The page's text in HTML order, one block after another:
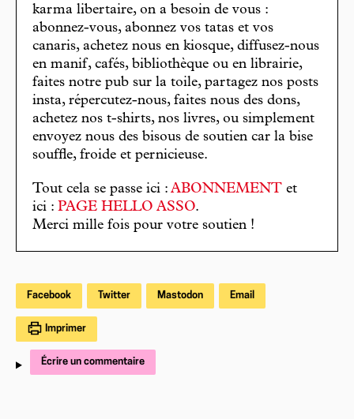
karma libertaire, on a besoin de vous :
abonnez-vous, abonnez vos tatas et vos
canaris, achetez nous en kiosque, diffusez-nous
en manif, cafés, bibliothèque ou en librairie,
faites notre pub sur la toile, partagez nos posts
insta, répercutez-nous, faites nous des dons,
achetez nos t-shirts, nos livres, ou simplement
envoyez nous des bisous de soutien car la bise
souffle, froide et pernicieuse.
Tout cela se passe ici : ABONNEMENT et
ici : PAGE HELLO ASSO.
Merci mille fois pour votre soutien !
Facebook Twitter Mastodon Email
Imprimer
Écrire un commentaire